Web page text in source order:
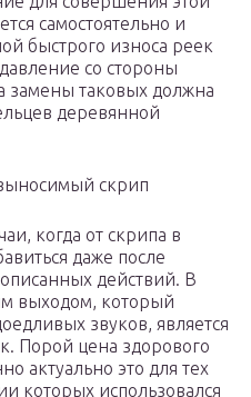
самостоятельно и
быстрого износа реек
со стороны
замены таковых должна
деревянной
скрип
когда от скрипа в
даже после
действий. В
выходом, который
звуков, является
Порой цена здорового
актуально это для тех
которых использовался